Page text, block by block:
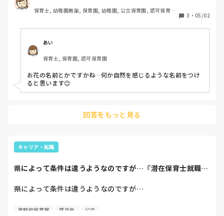
保育士, 幼稚園教諭, 保育園, 幼稚園, 公立保育園, 認可保育園,
3 ・ 05/02
あい
保育士, 保育園, 認可保育園
お花の名前とかですかね…何か自然を感じるような名前をつけ
ると思います😊
回答をもっと見る
キャリア・転職
県によって条件は違うようなのですが…『潜在保育士就職準
県によって条件は違うようなのですが…
『潜在保育士就職準備金貸付制度』
家庭的保育室 認可外 公立